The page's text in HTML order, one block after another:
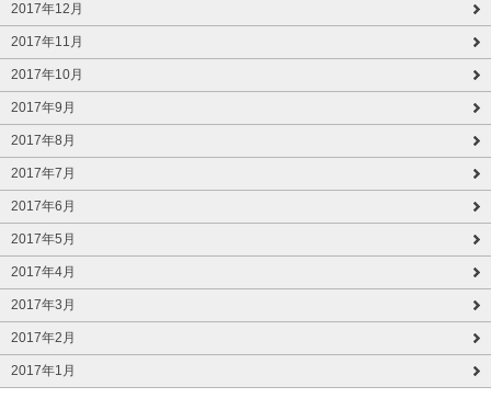
2017年12月
2017年11月
2017年10月
2017年9月
2017年8月
2017年7月
2017年6月
2017年5月
2017年4月
2017年3月
2017年2月
2017年1月